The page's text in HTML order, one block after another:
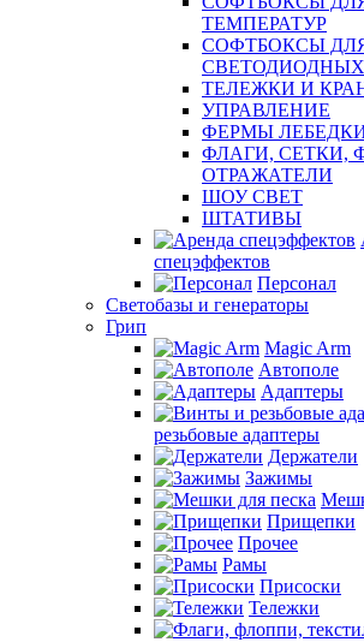
ТЕМПЕРАТУР
СОФТБОКСЫ
ТЕЛЕЖКИ И
УПРАВЛЕНИЕ
ФЕРМЫ
ФЛАГИ, СЕТКИ,
ОТРАЖАТЕЛИ
ШОУ СВЕТ
ШТАТИВЫ
спецэффектов
Персонал
Светобазы и генераторы
Грип
Magic Arm
Автополе
Адаптеры
резьбовые адаптеры
Держатели
Зажимы
Прищепки
Прочее
Рамы
Присоски
Тележки